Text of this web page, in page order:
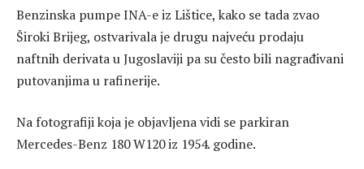
Benzinska pumpe INA-e iz Lištice, kako se tada zvao
Široki Brijeg, ostvarivala je drugu najveću prodaju
naftnih derivata u Jugoslaviji pa su često bili nagrađivani
putovanjima u rafinerije.
Na fotografiji koja je objavljena vidi se parkiran
Mercedes-Benz 180 W120 iz 1954. godine.